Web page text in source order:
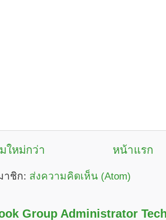
ใหม่กว่า หน้าแรก
าชิก: ส่งความคิดเห็น (Atom)
Group Administrator